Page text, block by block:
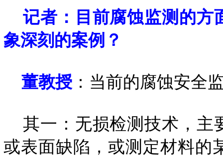
记者：目前腐蚀监测的方
象深刻的案例？
董教授 ：当前的腐蚀安全
其一：无损检测技术，主
或表面缺陷，或测定材料的